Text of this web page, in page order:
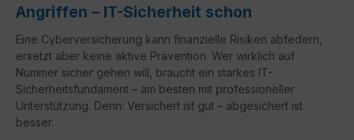
Angriffen – IT-Sicherheit schon
Eine Cyberversicherung kann finanzielle Risiken abfedern,
ersetzt aber keine aktive Prävention. Wer wirklich auf
Nummer sicher gehen will, braucht ein starkes IT-
Sicherheitsfundament – am besten mit professioneller
Unterstützung. Denn: Versichert ist gut – abgesichert ist
besser.